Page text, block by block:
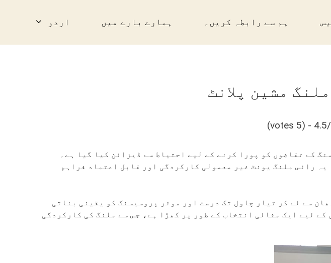
ہم سے رابطہ کریں۔ ہمارے بارے میں اردو
Français
日本語
4.5/5 - (5
کے تقاضوں کو پورا کرنے کے لیے احتیاط سے ڈیزائن کیا گیا ہے۔
رائس ملنگ یونٹ غیر معمولی کارکردگی اور قابل اعتماد فراہم
30 ٹن کمرشل رائس ملنگ مشین دھان سے لے کر تیار چاول تک درست اور موثر پروسیسنگ کو یقینی بناتی
لیے ایک مثالی انتخاب کے طور پر کھڑا ہے، جس سے ملنگ کی کارکردگی